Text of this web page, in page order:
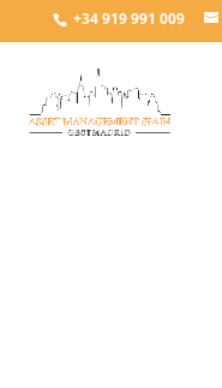
+34 919 991 009